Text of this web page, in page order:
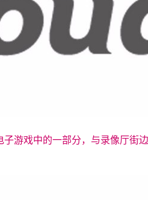
游戏中的一部分，与录像厅街